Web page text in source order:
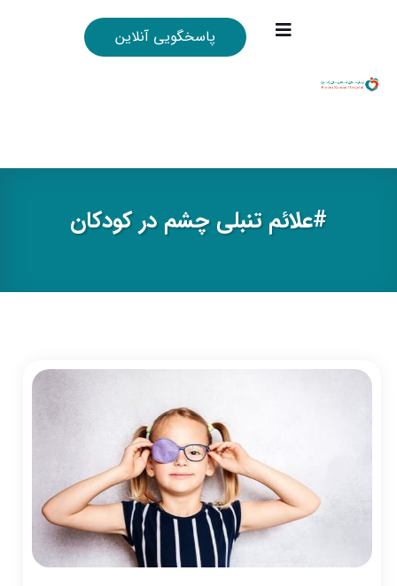
پاسخگویی آنلاین
#علائم تنبلي چشم در كودكان